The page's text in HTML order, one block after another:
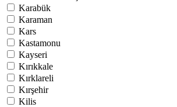
Karabük
Karaman
Kars
Kastamonu
Kayseri
Kırıkkale
Kırklareli
Kırşehir
Kilis